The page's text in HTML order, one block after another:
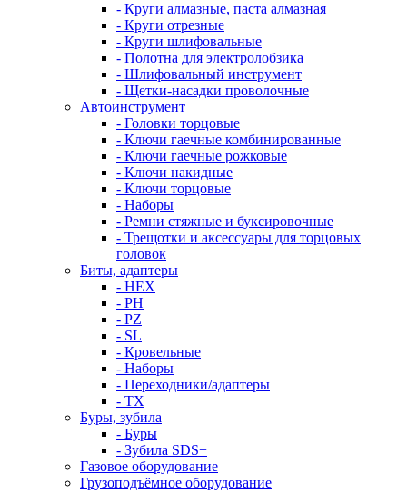
- Круги алмазные, паста алмазная
- Круги отрезные
- Круги шлифовальные
- Полотна для электролобзика
- Шлифовальный инструмент
- Щетки-насадки проволочные
Автоинструмент
- Головки торцовые
- Ключи гаечные комбинированные
- Ключи гаечные рожковые
- Ключи накидные
- Ключи торцовые
- Наборы
- Ремни стяжные и буксировочные
- Трещотки и аксессуары для торцовых
головок
Биты, адаптеры
- HEX
- PH
- PZ
- SL
- Кровельные
- Наборы
- Переходники/адаптеры
- ТX
Буры, зубила
- Буры
- Зубила SDS+
Газовое оборудование
Грузоподъёмное оборудование